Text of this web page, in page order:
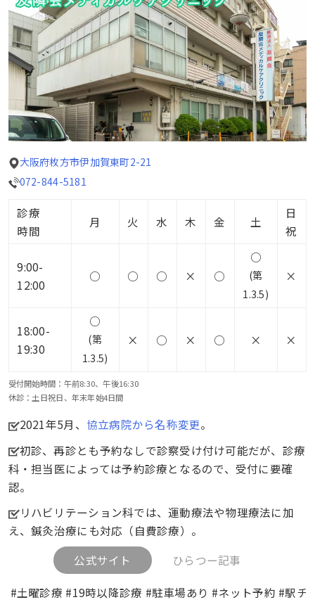
大阪府枚方市伊加賀東町2-21
072-844-5181
診療
時間
月 火 水 木 金 土
日
祝
9:00-
12:00
○ ○ ○ × ○
○
(第
1.3.5)
×
18:00-
19:30
○
(第
1.3.5)
× ○ × ○ × ×
受付開始時間：午前8:30、午後16:30
休診：土日祝日、年末年始4日間
2021年5月、 協立病院から名称変更。
初診、再診とも予約なしで診察受け付け可能だが、診療
科・担当医によっては予約診療となるので、受付に要確
認。
リハビリテーション科では、運動療法や物理療法に加
え、鍼灸治療にも対応（自費診療）。
公式サイト
ひらつー記事
#土曜診療 #19時以降診療 #駐車場あり #ネット予約 #駅チ